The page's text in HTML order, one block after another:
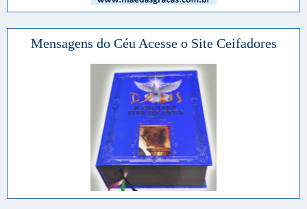
Mensagens do Céu Acesse o Site Ceifadores